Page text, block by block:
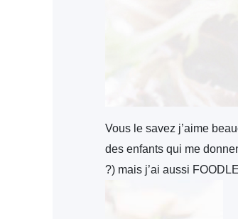
Vous le savez j’aime
des enfants qui me
?) mais j’ai aussi